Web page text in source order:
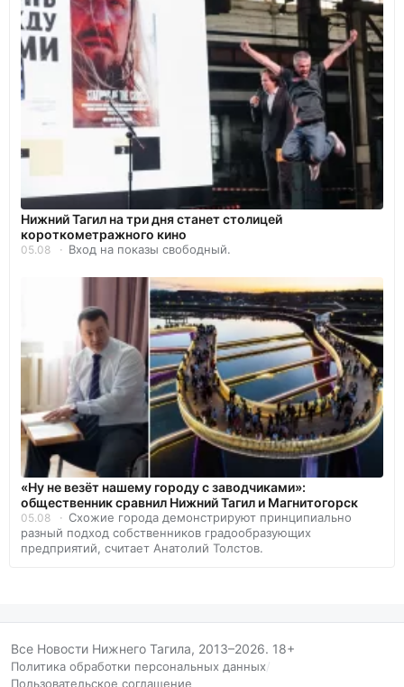
Нижний Тагил на три дня станет столицей
короткометражного кино
05.08 Вход на показы свободный.
«Ну не везёт нашему городу с заводчиками»:
общественник сравнил Нижний Тагил и Магнитогорск
05.08
Схожие города демонстрируют принципиально
разный подход собственников градообразующих
предприятий, считает Анатолий Толстов.
Все Новости Нижнего Тагила, 2013–2026. 18+
Политика обработки персональных данных/
Пользовательское соглашение